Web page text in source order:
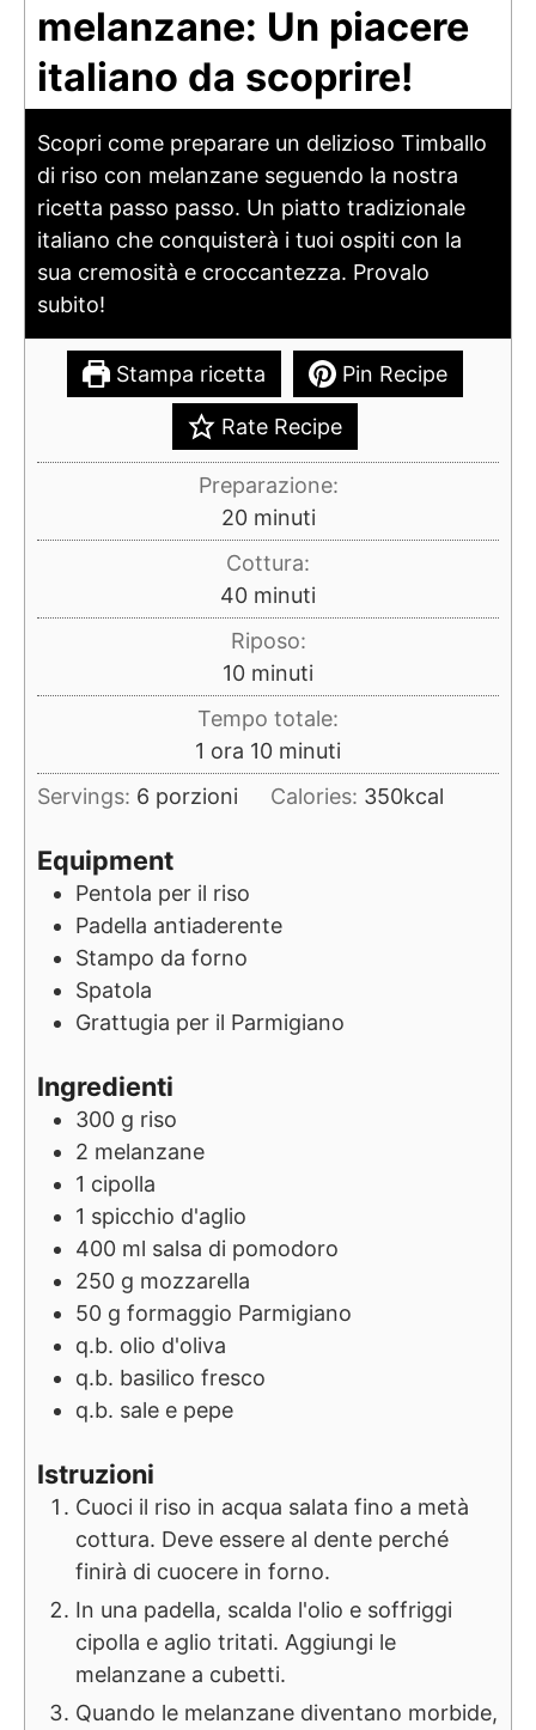
melanzane: Un piacere
italiano da scoprire!
Scopri come preparare un delizioso Timballo
di riso con melanzane seguendo la nostra
ricetta passo passo. Un piatto tradizionale
italiano che conquisterà i tuoi ospiti con la
sua cremosità e croccantezza. Provalo
subito!
Stampa ricetta Pin Recipe
Rate Recipe
Preparazione:
20minuti
minuti
Cottura:
40minuti
minuti
Riposo:
10minuti
minuti
Tempo totale:
1 ora
ora 10minuti
minuti
Servings: 6 porzioni Calories: 350kcal
Equipment
Pentola per il riso
Padella antiaderente
Stampo da forno
Spatola
Grattugia per il Parmigiano
Ingredienti
300 g riso
2 melanzane
1 cipolla
1 spicchio d'aglio
400 ml salsa di pomodoro
250 g mozzarella
50 g formaggio Parmigiano
q.b. olio d'oliva
q.b. basilico fresco
q.b. sale e pepe
Istruzioni
Cuoci il riso in acqua salata fino a metà
cottura. Deve essere al dente perché
finirà di cuocere in forno.
In una padella, scalda l'olio e soffriggi
cipolla e aglio tritati. Aggiungi le
melanzane a cubetti.
Quando le melanzane diventano morbide,